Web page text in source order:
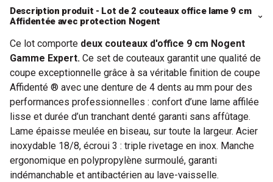
Description produit - Lot de 2 couteaux office lame 9 cm
Affidentée avec protection Nogent
Ce lot comporte deux couteaux d'office 9 cm Nogent
Gamme Expert. Ce set de couteaux garantit une qualité de
coupe exceptionnelle grâce à sa véritable finition de coupe
Affidenté ® avec une denture de 4 dents au mm pour des
performances professionnelles : confort d’une lame affilée
lisse et durée d’un tranchant denté garanti sans affûtage.
Lame épaisse meulée en biseau, sur toute la largeur. Acier
inoxydable 18/8, écroui 3 : triple rivetage en inox. Manche
ergonomique en polypropylène surmoulé, garanti
indémanchable et antibactérien au lave-vaisselle.